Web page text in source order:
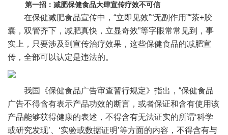
第一招：减肥保健食品大肆宣传疗效不可信
在保健减肥食品宣传中，“立即见效”“无副作用”“茶+胶
囊，双管齐下，减肥真快，立显奇效”等字眼常常见到，事
实上，只要涉及到宣传治疗效果，这些保健食品的减肥宣
传，全部可以认定是违法的。
我国《保健食品广告审查暂行规定》指出，“保健食品
广告不得含有表示产品功效的断言，或者保证和含有使用该
产品能够获得健康的表述，不得含有无法证实的所谓‘科学
或研究发现’、‘实验或数据证明’等方面的内容，不得含有与